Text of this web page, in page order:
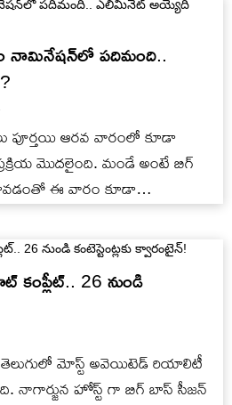
నామినేషన్‌లో పదిమంది..
పూర్తయి ఆరవ వారంలో కూడా
మొదలైంది. మండే అంటే బిగ్
ఈ వారం కూడా…
కంప్లీట్.. 26 నుండి
మోస్ట్ అవెయిటెడ్ రియాలిటీ
నాగార్జున హోస్ట్ గా బిగ్ బాస్ సీజన్